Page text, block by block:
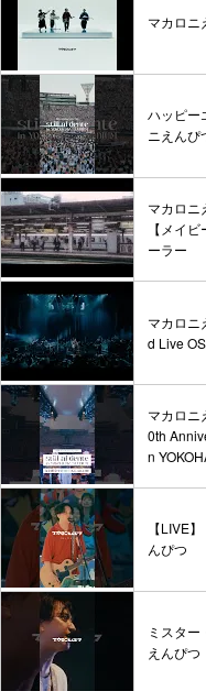
マカロニ
ハッピー
ニえんぴ
マカロニ
【メイ
ーラー
マカロニ
d Live
マカロニ
0th
n
【LIVE
んぴつ
ミスタ
えんぴつ